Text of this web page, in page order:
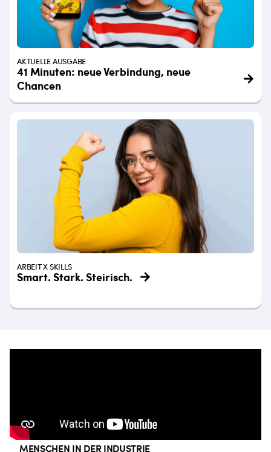
AKTUELLE AUSGABE
41 Minuten: neue Verbindung, neue
Chancen
ARBEIT X SKILLS
Smart. Stark. Steirisch.
MENSCHEN IN DER INDUSTRIE